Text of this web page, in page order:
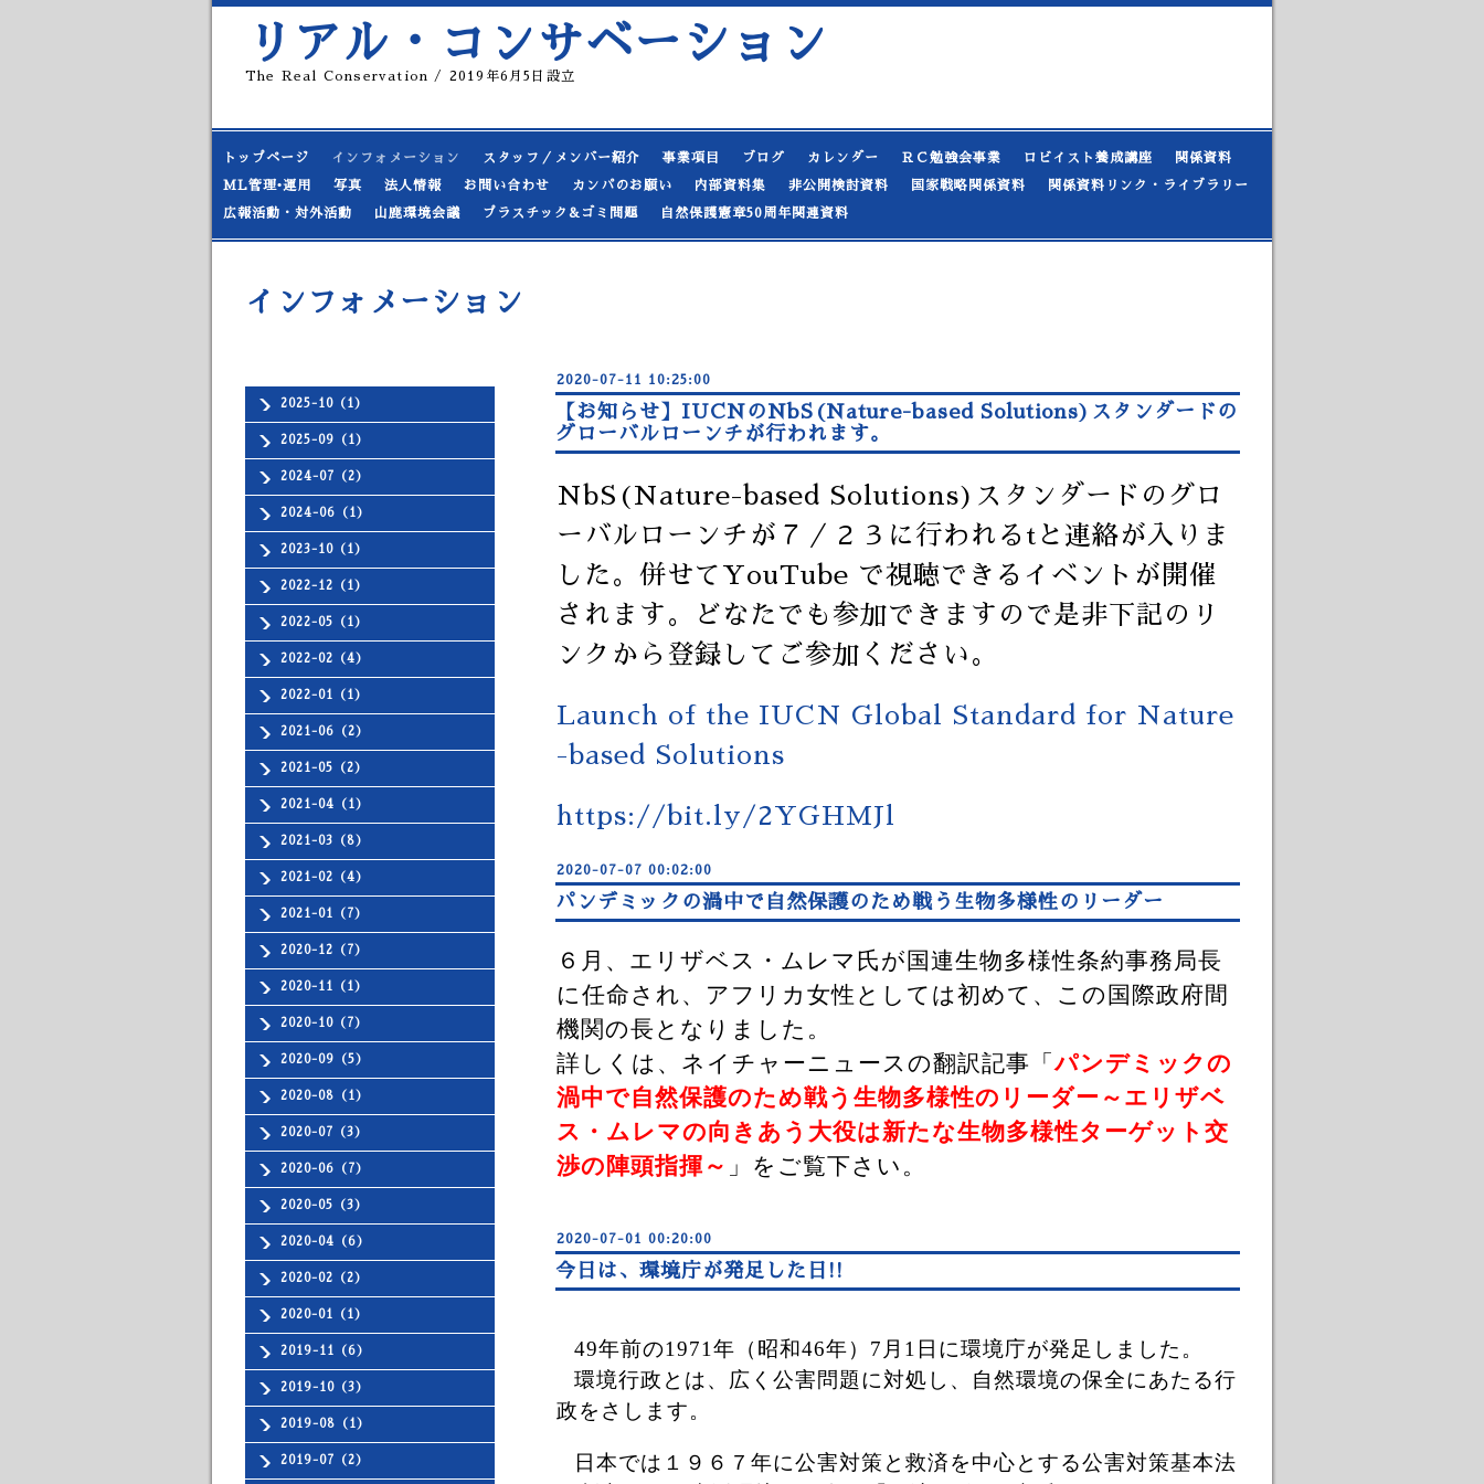
リアル・コンサベーション
The Real Conservation / 2019年6月5日設立
トップページ インフォメーション スタッフ／メンバー紹介 事業項目 ブログ カレンダー ＲＣ勉強会事業 ロビイスト養成講座 関係資料
ML管理•運用 写真 法人情報 お問い合わせ カンパのお願い 内部資料集 非公開検討資料 国家戦略関係資料 関係資料リンク・ライブラリー
広報活動・対外活動 山鹿環境会議 プラスチック&ゴミ問題 自然保護憲章50周年関連資料
2025-10（1）
2025-09（1）
2024-07（2）
2024-06（1）
2023-10（1）
2022-12（1）
2022-05（1）
2022-02（4）
2022-01（1）
2021-06（2）
2021-05（2）
2021-04（1）
2021-03（8）
2021-02（4）
2021-01（7）
2020-12（7）
2020-11（1）
2020-10（7）
2020-09（5）
2020-08（1）
2020-07（3）
2020-06（7）
2020-05（3）
2020-04（6）
2020-02（2）
2020-01（1）
2019-11（6）
2019-10（3）
2019-08（1）
2019-07（2）
インフォメーション
2020-07-11 10:25:00
【お知らせ】IUCNのNbS(Nature-based Solutions)スタンダードの
グローバルローンチが行われます。
NbS(Nature-based Solutions)スタンダードのグロ
ーバルローンチが７／２３に行われるtと連絡が入りま
した。併せてYouTube で視聴できるイベントが開催
されます。どなたでも参加できますので是非下記のリ
ンクから登録してご参加ください。
Launch of the IUCN Global Standard for Nature
-based Solutions
https://bit.ly/2YGHMJl
2020-07-07 00:02:00
パンデミックの渦中で自然保護のため戦う生物多様性のリーダー
６月、エリザベス・ムレマ氏が国連生物多様性条約事務局長
に任命され、アフリカ女性としては初めて、この国際政府間
機関の長となりました。
詳しくは、ネイチャーニュースの翻訳記事「パンデミックの
渦中で自然保護のため戦う生物多様性のリーダー～エリザベ
ス・ムレマの向きあう大役は新たな生物多様性ターゲット交
渉の陣頭指揮～ 」をご覧下さい。
2020-07-01 00:20:00
今日は、環境庁が発足した日!!
49年前の1971 年（昭和46年） 7 月 1 日に環境庁が発足しました。
環境行政とは、広く公害問題に対処し、自然環境の保全にあたる行
政をさします。
日本では１９６７年に公害対策と救済を中心とする公害対策基本法